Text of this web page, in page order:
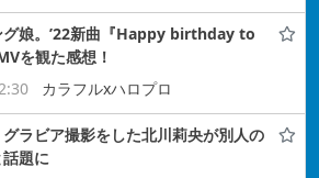
グ娘。’22新曲『Happy birthday to
を観た感想！
カラフルxハロプロ
グラビア撮影をした北川莉央が別人の
題に